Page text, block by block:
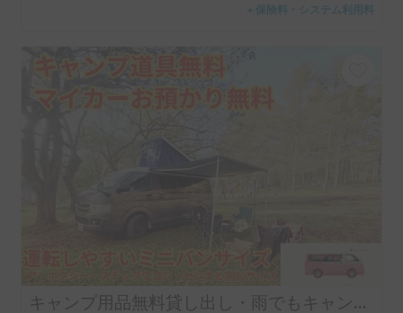
＋保険料・システム利用料
キャンプ用品無料貸し出し・雨でもキャンプ可能（マイカー預かりは一次中断中です）